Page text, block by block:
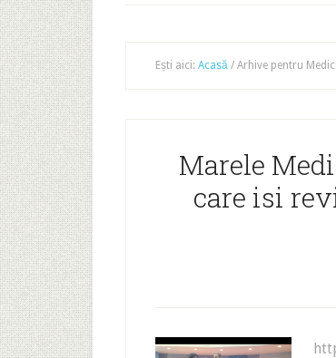
Ești aici: Acasă / Arhive pentru Medic
Marele
care isi